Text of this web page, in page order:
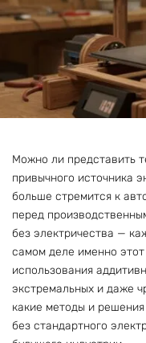
Можно ли представить
привычного источника
больше стремится к
перед
без электричества —
самом деле именно
использования
экстремальных и даже
какие методы и
без стандартного